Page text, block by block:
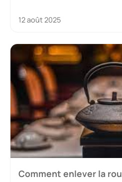
12 août 2025
Comment enlever la